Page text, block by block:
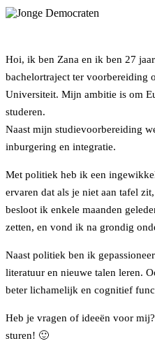
Hoi, ik ben Zana en ik ben 27
bachelortraject ter voorbereiding
Universiteit. Mijn ambitie is om
studeren.
Naast mijn studievoorbereiding
inburgering en integratie.
Met politiek heb ik een
ervaren dat als je niet aan tafel
besloot ik enkele maanden
zetten, en vond ik na grondig
Naast politiek ben ik
literatuur en nieuwe talen leren.
beter lichamelijk en cognitief
Heb je vragen of ideeën voor
sturen! 🙂